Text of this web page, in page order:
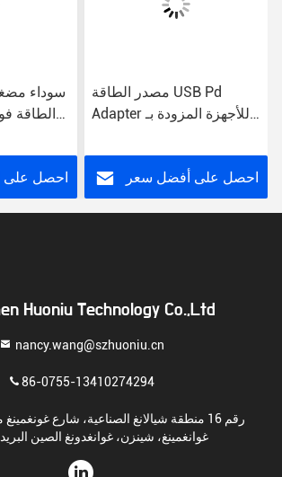
احصل على
مصدر الطاقة USB Pd
Adapter للأجهزة المزودة بـ
احصل على أفضل سعر
Huoniu Technology Co.,Ltd
nancy.wang@szhuoniu.cn
86-0755-13410274294
رقم 16 منطقة شيالانغ الصناعية، شارع
غوانغمينغ، شينزن، غوانغدونغ الصين